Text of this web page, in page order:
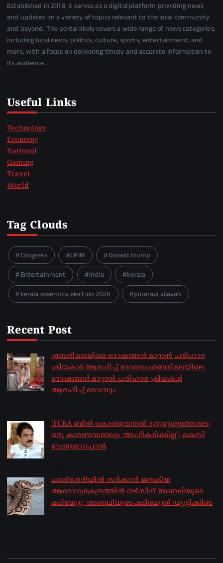
Established in 2018, it serves as a digital platform providing news
and updates on a variety of topics relevant to the local community
and beyond. The portal likely covers a wide range of news categories,
including local news, politics, culture, sports, entertainment, and
more, with a focus on delivering timely and accurate information to
its audience.
Useful Links
Technology
Economy
National
Gaming
Travel
World
Tag Clouds
Congress CPIM
Donald trump
Entertainment
india
kerala
kerala assembly election 2026
pinarayi vijayan
Recent Post
ശബരിമലയിലെ ദോഷങ്ങൾ മാറ്റാൻ പരിഹാര
ക്രിയകൾ ആരംഭിച്ച് ദേവസ്വംശബരിമലയിലെ
ദോഷങ്ങൾ മാറ്റാൻ പരിഹാര ക്രിയകൾ
ആരംഭിച്ച് ദേവസ്വം
‘FCRA ബിൽ കൊണ്ടുവന്നത് ദുരുദ്ദേശ്യത്തോടെ;
ഒരു കാരണവശാലും അം​ഗീകരിക്കില്ല’; കെസി
വേണു​ഗോപാൽ
ചാലിശേരിയില്‍ സര്‍ക്കാര്‍ ജനകീയ
ആരോഗ്യകേന്ദ്രത്തില്‍ നഴ്സിന് അണലിയുടെ
കടിയേറ്റു; അണലിയുടെ കടിയേറ്റത് ഡ്യൂട്ടിക്കിടെ